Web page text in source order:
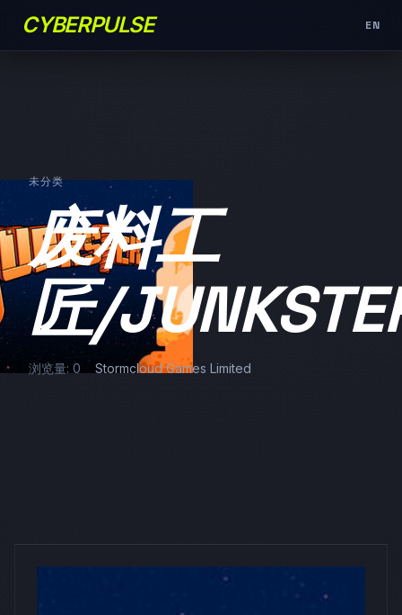
CYBERPULSE EN
未分类
废料工
匠/
浏览量: 0 Stormcloud Games Limited